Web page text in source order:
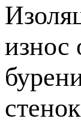
износ